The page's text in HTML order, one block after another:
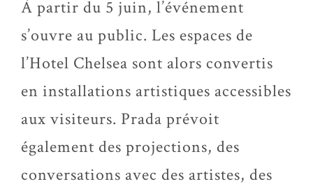
À partir du 5 juin, l’événement
s’ouvre au public. Les espaces de
l’Hotel Chelsea sont alors convertis
en installations artistiques accessibles
aux visiteurs. Prada prévoit
également des projections, des
conversations avec des artistes, des